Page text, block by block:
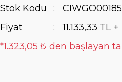
Stok Kodu
Fiyat
11.133,33 TL
*1.323,05 ₺ den başlayan